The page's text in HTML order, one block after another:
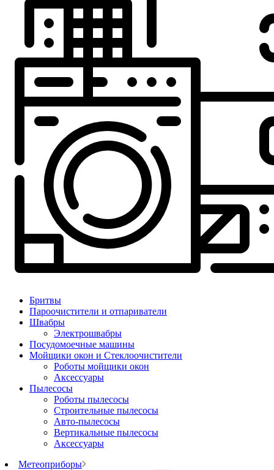
Бритвы
Пароочистители и отпариватели
Швабры
Электрошвабры
Посудомоечные машины
Мойщики окон и Стеклоочистители
Роботы мойщики окон
Аксессуары
Пылесосы
Роботы пылесосы
Строительные пылесосы
Авто-пылесосы
Вертикальные пылесосы
Аксессуары
Метеоприборы